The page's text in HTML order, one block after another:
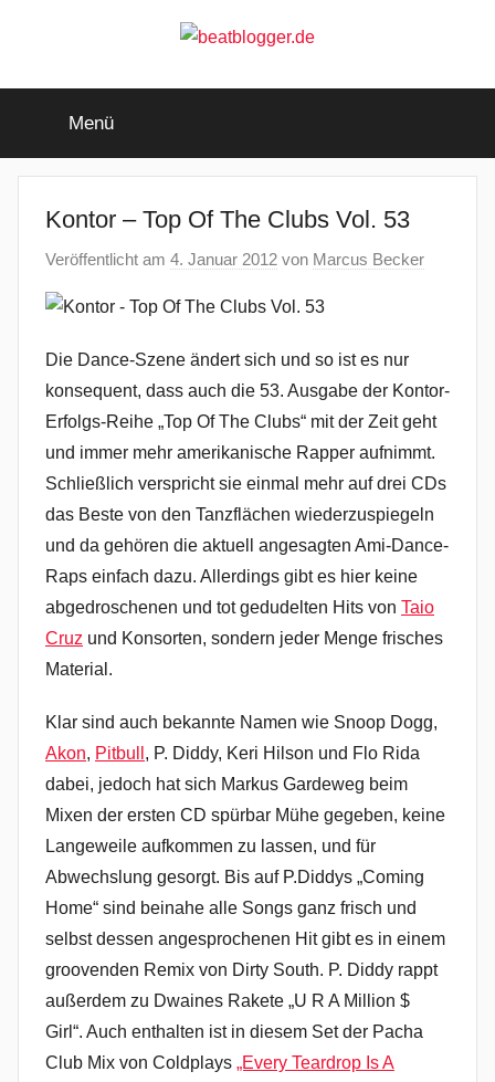
beatblogger.de
beat
goes
Menü
Kontor – Top Of The Clubs Vol. 53
Veröffentlicht am 4. Januar 2012 von Marcus Becker
Die Dance-Szene ändert sich und so ist es nur
konsequent, dass auch die 53. Ausgabe der Kontor-
Erfolgs-Reihe „Top Of The Clubs“ mit der Zeit geht
und immer mehr amerikanische Rapper aufnimmt.
Schließlich verspricht sie einmal mehr auf drei CDs
das Beste von den Tanzflächen wiederzuspiegeln
und da gehören die aktuell angesagten Ami-Dance-
Raps einfach dazu. Allerdings gibt es hier keine
abgedroschenen und tot gedudelten Hits von Taio
Cruz und Konsorten, sondern jeder Menge frisches
Material.
Klar sind auch bekannte Namen wie Snoop Dogg,
Akon, Pitbull , P. Diddy, Keri Hilson und Flo Rida
dabei, jedoch hat sich Markus Gardeweg beim
Mixen der ersten CD spürbar Mühe gegeben, keine
Langeweile aufkommen zu lassen, und für
Abwechslung gesorgt. Bis auf P.Diddys „Coming
Home“ sind beinahe alle Songs ganz frisch und
selbst dessen angesprochenen Hit gibt es in einem
groovenden Remix von Dirty South. P. Diddy rappt
außerdem zu Dwaines Rakete „U R A Million $
Girl“. Auch enthalten ist in diesem Set der Pacha
Club Mix von Coldplays „Every Teardrop Is A